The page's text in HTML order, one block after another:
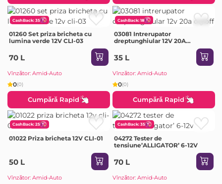
CashBack: 35
01260 Set priza bricheta cu
lumina verde 12V CLI-03
70 L
Vînzător: Amid-Auto
0(0)
Cumpără Rapid
CashBack: 18
03081 Intrerupator
dreptunghiular 12V 20A
35 L
Vînzător: Amid-Auto
0(0)
Cumpără Rapid
CashBack: 25
01022 Priza bricheta 12V CLI-01
50 L
Vînzător: Amid-Auto
CashBack: 35
04272 Tester de
tensiune’ALLIGATOR’ 6-12V
70 L
Vînzător: Amid-Auto